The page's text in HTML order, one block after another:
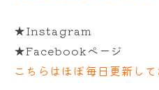
★Instagram
★Facebookページ
こちらはほぼ毎日更新して